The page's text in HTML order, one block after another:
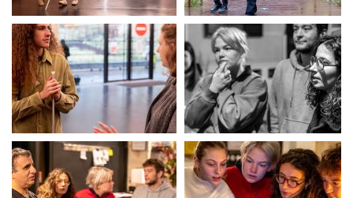
Semaine P1PS Inclusion Semaine P1PS Inclusion
Semaine P1PS Inclusion Semaine P1PS Inclusion